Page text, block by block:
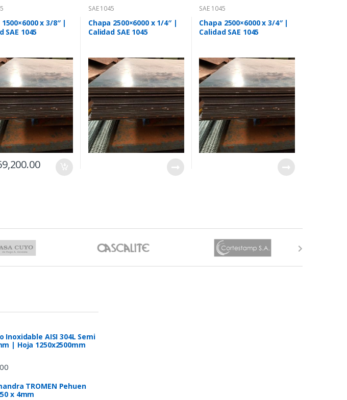
x 3/8″ |
SAE 1045
SAE 1045
Chapa 2500×6000 x 1/4″ |
Calidad SAE 1045
SAE 1045
Chapa 2500×6000 x 3/4″ |
Calidad SAE 1045
Inoxidable AISI 304L Semi
| Hoja 1250x2500mm
TROMEN Pehuen
x 4mm